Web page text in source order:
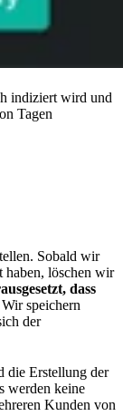
indiziert wird und
Tagen
Sobald wir
haben, löschen wir
dass
Wir speichern
der
die Erstellung der
werden keine
Kunden von